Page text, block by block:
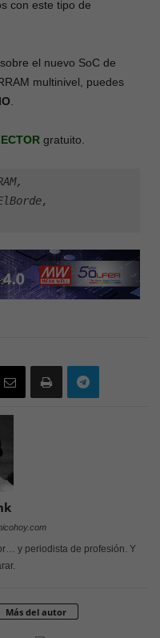
con este tipo de
el nuevo SoC de
multinivel, puedes
gratuito.
y periodista de profesión. Y
Más del autor